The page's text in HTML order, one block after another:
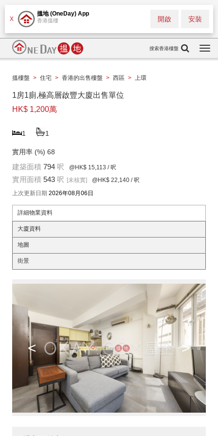
X
搵地 (OneDay) App
香港搵樓 安裝
開啟
搜索香港樓盤
搵樓盤 > 住宅 > 香港的出售樓盤 > 西區 > 上環
1房1廁,極高層啟豐大廈出售單位
HK$ 1,200萬
1 1
實用率 (%) 68
建築面積 794 呎 @HK$ 15,113 / 呎
實用面積 543 呎 [未核實] @HK$ 22,140 / 呎
上次更新日期 2026年08月06日
詳細物業資料
大廈資料
地圖
街景
< >